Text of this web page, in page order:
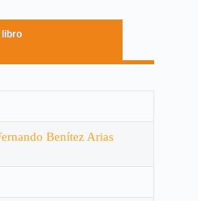
libro
Benítez Arias